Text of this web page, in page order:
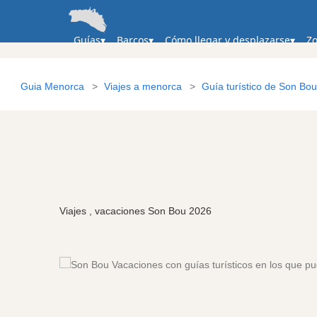
Guia Menorca Viajes a menorca Guía turístico de Son Bou
Viajes , vacaciones Son Bou 2026
Guías Barcos Cómo llegar y desplazarse